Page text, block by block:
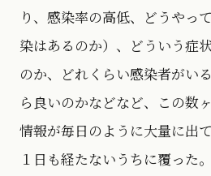
り、感染率の高低、どうやっ
染はあるのか）、どういう症
のか、どれくらい感染者がい
ら良いのかなどなど、この数
情報が毎日のように大量に出
１日も経たないうちに覆った。